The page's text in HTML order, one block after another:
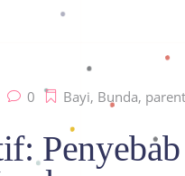
0 Bayi, Bunda,